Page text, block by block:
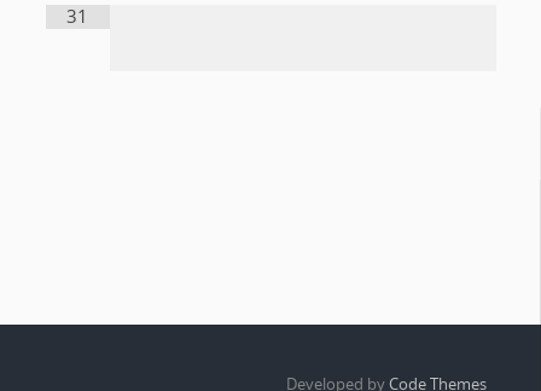
31
Developed byCode Themes